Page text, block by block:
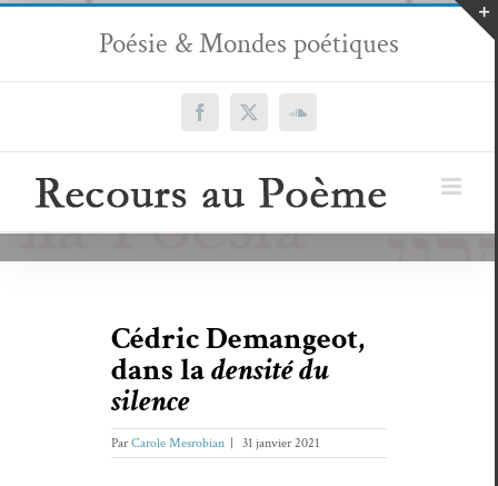
Passer
contenu
Poésie & Mondes poétiques
Facebook
X SoundCloud
Cédric Demangeot,
dans ladensité du
silence
ParCarole Mesrobian 31 janvier 2021